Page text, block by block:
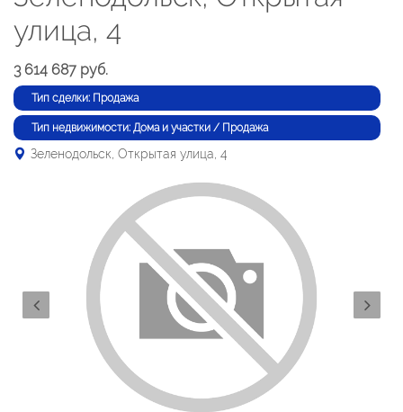
улица, 4
3 614 687 руб.
Тип сделки: Продажа
Тип недвижимости: Дома и участки / Продажа
Зеленодольск, Открытая улица, 4